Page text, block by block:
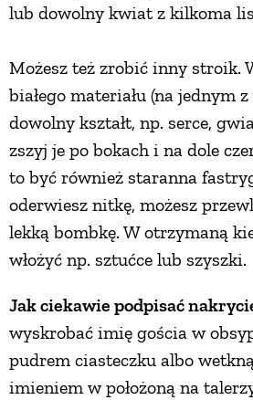
lub dowolny kwiat z kilkoma
Możesz też zrobić inny stroik.
białego materiału (na jednym
dowolny kształt, np. serce,
zszyj je po bokach i na dole
to być również staranna
oderwiesz nitkę, możesz
lekką bombkę. W otrzymaną
włożyć np. sztućce lub szyszki.
Jak ciekawie podpisać
wyskrobać imię gościa w
pudrem ciasteczku albo
imieniem w położoną na